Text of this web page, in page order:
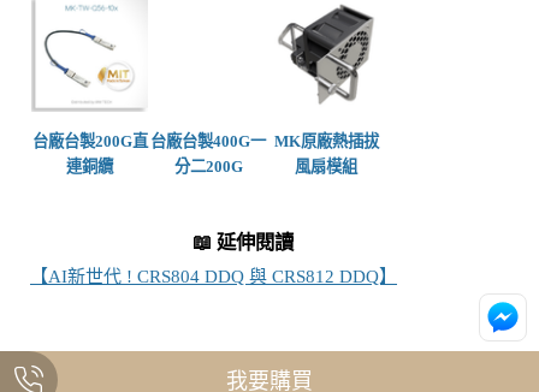
台廠台製200G直
連銅纜
台廠台製400G一
分二200G
MK原廠熱插拔
風扇模組
📖 延伸閱讀
【AI新世代 ! CRS804 DDQ 與 CRS812 DDQ】
我要購買